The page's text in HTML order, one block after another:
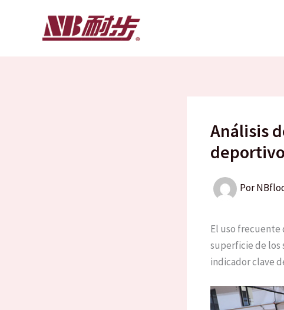
contenido
Análisis
Por
El uso frecuente
superficie de los
indicador clave